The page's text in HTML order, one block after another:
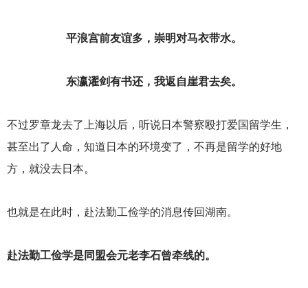
平浪宫前友谊多，崇明对马衣带水。
东瀛濯剑有书还，我返自崖君去矣。
不过罗章龙去了上海以后，听说日本警察殴打爱国留学生，
甚至出了人命，知道日本的环境变了，不再是留学的好地
方，就没去日本。
也就是在此时，赴法勤工俭学的消息传回湖南。
赴法勤工俭学是同盟会元老李石曾牵线的。